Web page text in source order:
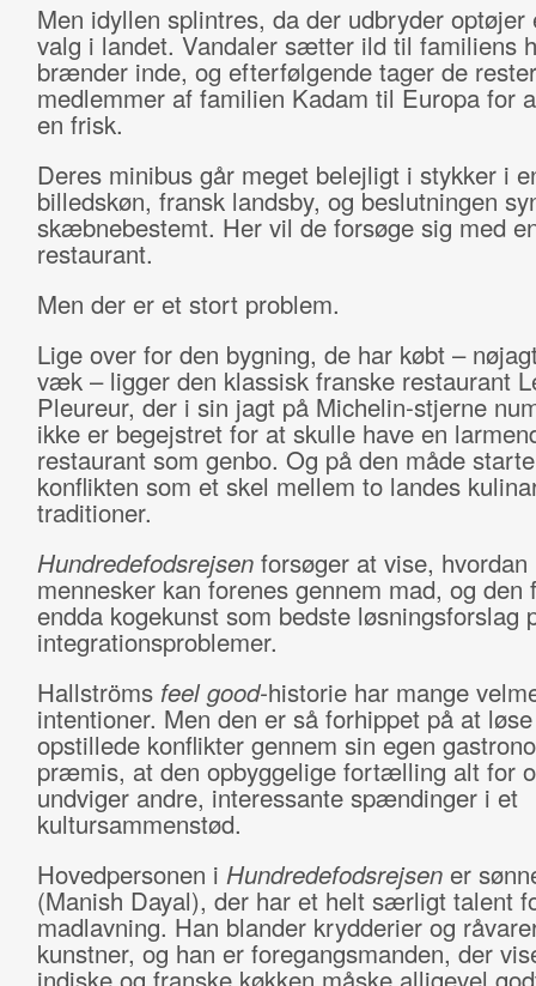
Men idyllen splintres, da der udbryder optøjer
valg i landet. Vandaler sætter ild til familiens
brænder inde, og efterfølgende tager de
medlemmer af familien Kadam til Europa for
en frisk.
Deres minibus går meget belejligt i stykker i
billedskøn, fransk landsby, og beslutningen
skæbnebestemt. Her vil de forsøge sig med
restaurant.
Men der er et stort problem.
Lige over for den bygning, de har købt –
væk – ligger den klassisk franske restaurant
Pleureur, der i sin jagt på Michelin-stjerne
ikke er begejstret for at skulle have en
restaurant som genbo. Og på den måde
konflikten som et skel mellem to landes
traditioner.
Hundredefodsrejsen forsøger at vise, hvordan
mennesker kan forenes gennem mad, og den
endda kogekunst som bedste løsningsforslag
integrationsproblemer.
Hallströms feel good-historie har mange
intentioner. Men den er så forhippet på at
opstillede konflikter gennem sin egen
præmis, at den opbyggelige fortælling alt for
undviger andre, interessante spændinger i et
kultursammenstød.
Hovedpersonen i Hundredefodsrejsen er
(Manish Dayal), der har et helt særligt talent
madlavning. Han blander krydderier og
kunstner, og han er foregangsmanden, der